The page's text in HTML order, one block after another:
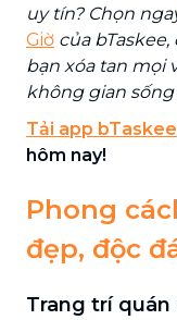
uy tín? Chọn
Giờ của
bạn xóa tan mọi
không gian sống
Tải app bTaskee
hôm nay!
Phong
đẹp, độc
Trang trí